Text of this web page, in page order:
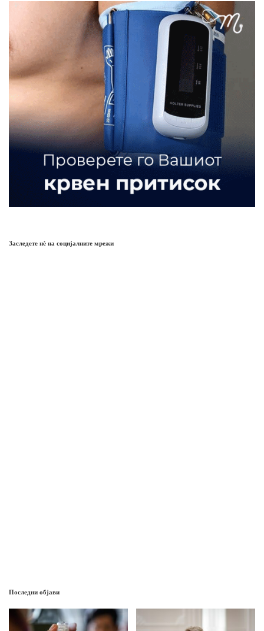
Заследете нѐ на социјалните мрежи
Последни објави